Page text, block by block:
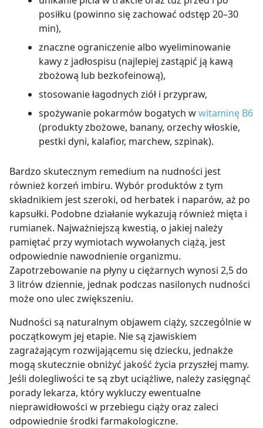
posiłku (powinno się zachować odstęp 20–30
min),
znaczne ograniczenie albo wyeliminowanie
kawy z jadłospisu (najlepiej zastąpić ją kawą
zbożową lub bezkofeinową),
stosowanie łagodnych ziół i przypraw,
spożywanie pokarmów bogatych wwitaminę B6
(produkty zbożowe, banany, orzechy włoskie,
pestki dyni, kalafior, marchew, szpinak).
Bardzo skutecznym remedium na nudności jest
również korzeń imbiru. Wybór produktów z tym
składnikiem jest szeroki, od herbatek i naparów, aż po
kapsułki. Podobne działanie wykazują również mięta i
rumianek. Najważniejszą kwestią, o jakiej należy
pamiętać przy wymiotach wywołanych ciążą, jest
odpowiednie nawodnienie organizmu.
Zapotrzebowanie na płyny u ciężarnych wynosi 2,5 do
3 litrów dziennie, jednak podczas nasilonych nudności
może ono ulec zwiększeniu.
Nudności są naturalnym objawem ciąży, szczególnie w
początkowym jej etapie. Nie są zjawiskiem
zagrażającym rozwijającemu się dziecku, jednakże
mogą skutecznie obniżyć jakość życia przyszłej mamy.
Jeśli dolegliwości te są zbyt uciążliwe, należy zasięgnąć
porady lekarza, który wykluczy ewentualne
nieprawidłowości w przebiegu ciąży oraz zaleci
odpowiednie środki farmakologiczne.